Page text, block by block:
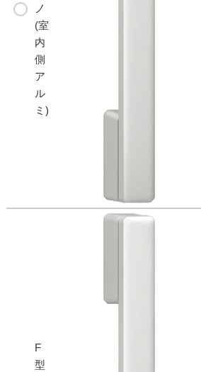
ノ
(室
内
側
ア
ル
ミ)
F
型